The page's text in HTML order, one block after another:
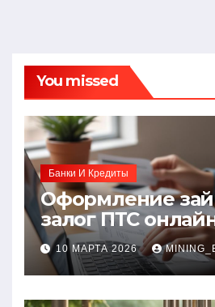
You missed
Банки И Кредиты
Оформление
залог ПТС
без визита в
требования и
10 МАРТА 2026